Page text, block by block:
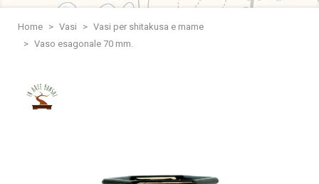
Home Vasi
Vasi per shitakusa e mame
Vaso esagonale 70 mm.